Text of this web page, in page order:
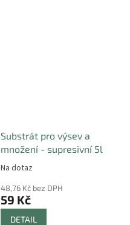
Substrát pro výsev a
množení - supresivní 5l
Na dotaz
48,76 Kč bez DPH
59 Kč
DETAIL